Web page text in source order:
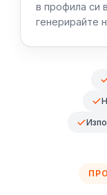
в профила си
генерирайте